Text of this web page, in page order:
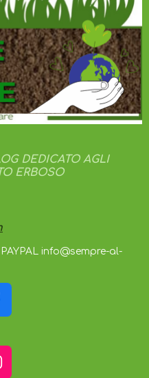
DEDICATO AGLI
ERBOSO
info@sempre-al-